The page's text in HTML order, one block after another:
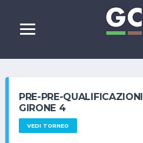
PRE-PRE-QUALIFICAZIONI
GIRONE 4
VEDI TORNEO